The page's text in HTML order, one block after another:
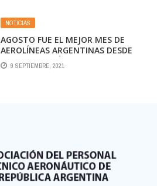
NOTICIAS
AGOSTO FUE EL MEJOR MES DE
AEROLÍNEAS ARGENTINAS DESDE
QUE COMENZÓ LA PANDEMIA
9 SEPTIEMBRE, 2021